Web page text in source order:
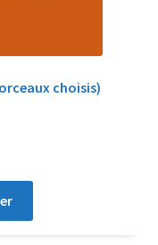
choisis)